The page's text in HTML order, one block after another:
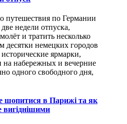
путешествия по Германии
недели отпуска,
и тратить несколько
десятки немецких городов
ярмарки,
на набережных и вечерние
одного свободного дня,
шопитися в Парижі та як
вигіднішими